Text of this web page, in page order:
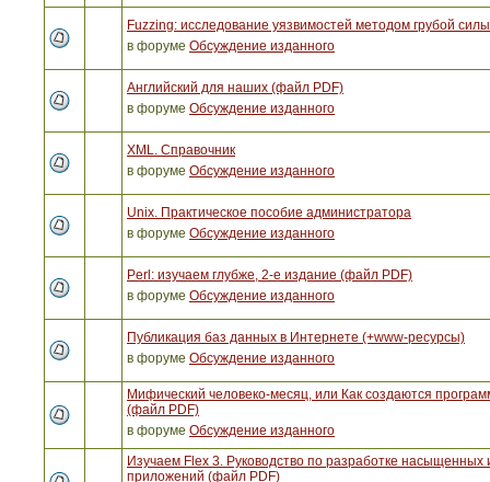
Fuzzing: исследование уязвимостей методом грубой
в форуме Обсуждение изданного
Английский для наших (файл PDF)
в форуме Обсуждение изданного
XML. Справочник
в форуме Обсуждение изданного
Unix. Практическое пособие администратора
в форуме Обсуждение изданного
Perl: изучаем глубже, 2-е издание (файл PDF)
в форуме Обсуждение изданного
Публикация баз данных в Интернете (+www-ресурсы)
в форуме Обсуждение изданного
Мифический человеко-месяц, или Как создаются
(файл PDF)
в форуме Обсуждение изданного
Изучаем Flex 3. Руководство по разработке насыщенных
приложений (файл PDF)